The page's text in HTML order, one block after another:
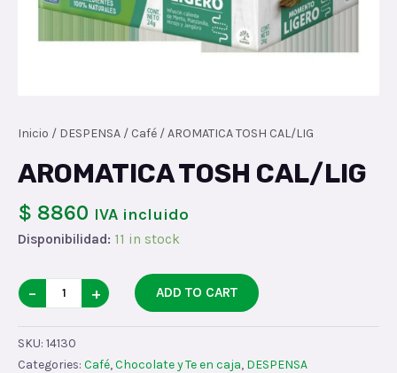
Inicio / DESPENSA / Café / AROMATICA TOSH CAL/LIG
AROMATICA TOSH CAL/LIG
$ 8860 IVA incluido
Disponibilidad: 11 in stock
AROMATICA
TOSH
CAL/LIG
quantity
− + ADD TO CART
SKU: 14130
Categories: Café,Chocolate y Te en caja, DESPENSA